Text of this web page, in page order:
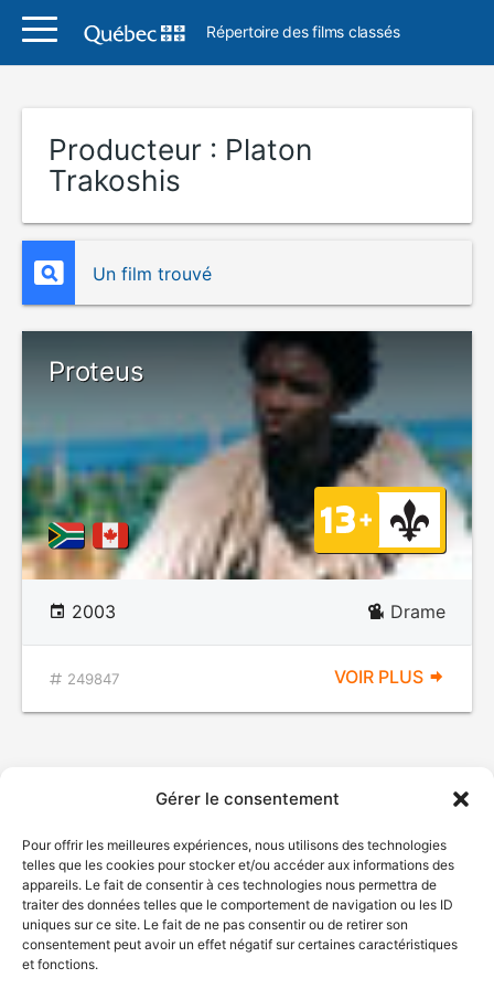
Gérer le consentement
Pour offrir les meilleures expériences, nous utilisons des technologies
telles que les cookies pour stocker et/ou accéder aux informations des
appareils. Le fait de consentir à ces technologies nous permettra de
traiter des données telles que le comportement de navigation ou les ID
uniques sur ce site. Le fait de ne pas consentir ou de retirer son
consentement peut avoir un effet négatif sur certaines caractéristiques
et fonctions.
Répertoire des films classés
Producteur : Platon
Trakoshis
Un film trouvé
Proteus
2003 Drame
249847 VOIR PLUS